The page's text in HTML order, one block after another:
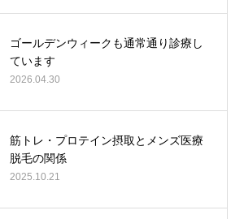
ゴールデンウィークも通常通り診療し
ています
2026.04.30
筋トレ・プロテイン摂取とメンズ医療
脱毛の関係
2025.10.21